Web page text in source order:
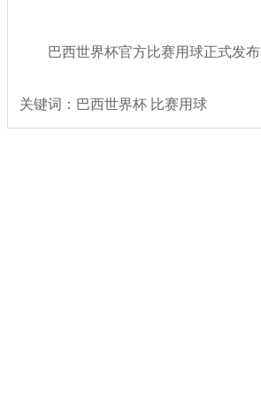
巴西世界杯官方比赛用球正式发布
关键词：巴西世界杯 比赛用球